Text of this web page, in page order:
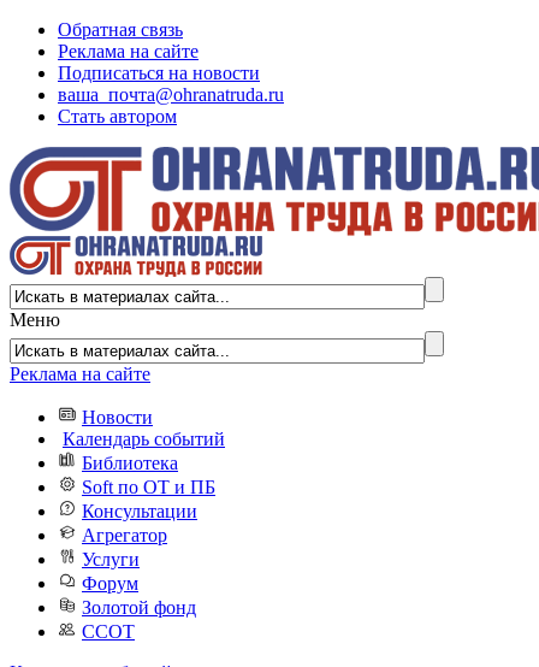
Обратная связь
Реклама на сайте
Подписаться на новости
ваша_почта@ohranatruda.ru
Стать автором
Меню
Реклама на сайте
Новости
Календарь событий
Библиотека
Soft по ОТ и ПБ
Консультации
Агрегатор
Услуги
Форум
Золотой фонд
ССОТ